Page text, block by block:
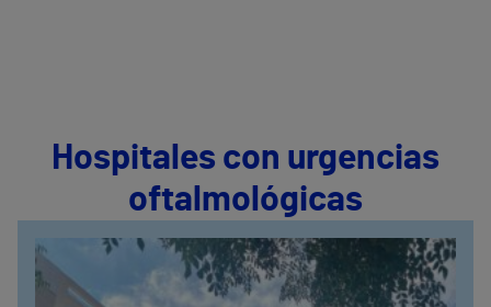
Hospitales con urgencias
oftalmológicas